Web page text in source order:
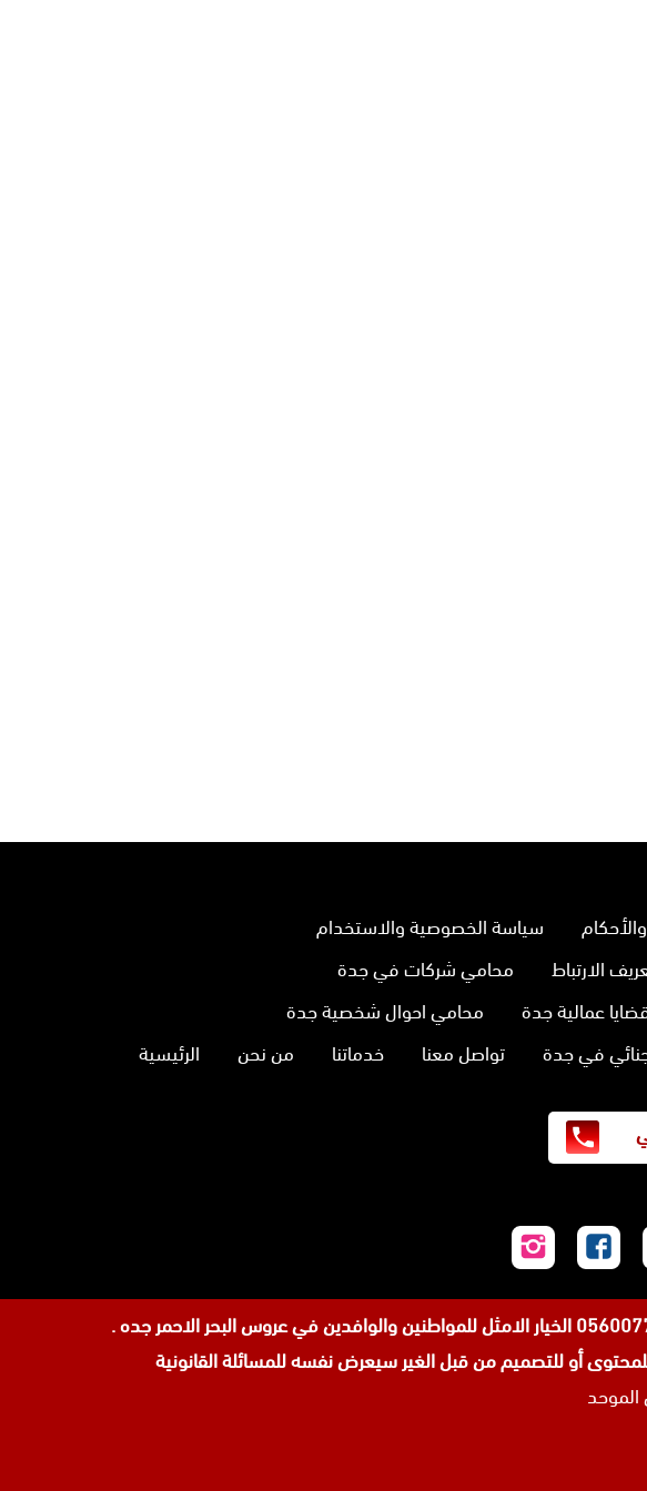
سياسة الخصوصية والاستخدام
الارتباط
محامي شركات في جدة
عمالية جدة
محامي احوال شخصية جدة
في جدة
تواصل معنا خدماتنا من نحن الرئيسية
على
فيسبوك
على
إنستجرام
أو للتصميم من قبل الغير سيعرض نفسه للمسائلة القانونية
الموحد